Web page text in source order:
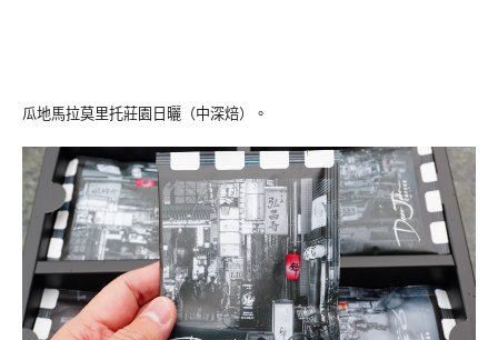
瓜地馬拉莫里托莊園日曬（中深焙）。